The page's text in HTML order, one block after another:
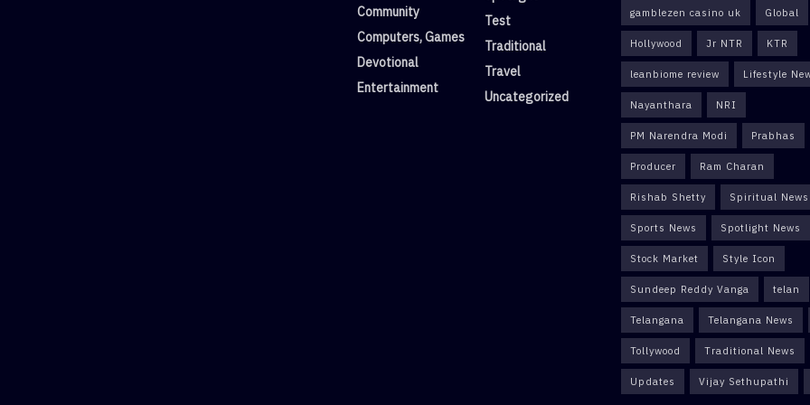
Community
Computers, Games
Devotional
Entertainment
Test
Traditional
Travel
Uncategorized
gamblezen casino uk Global
Hollywood Jr NTR KTR
leanbiome review Lifestyle
Nayanthara NRI
PM Narendra Modi Prabhas
Producer Ram Charan
Rishab Shetty Spiritual News
Sports News Spotlight News
Stock Market Style Icon
Sundeep Reddy Vanga telan
Telangana Telangana News
Tollywood Traditional News
Updates Vijay Sethupathi